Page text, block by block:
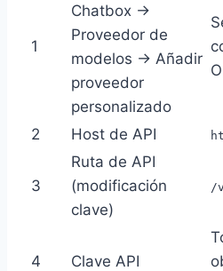
1
Chatbox →
Proveedor de
modelos → Añadir
proveedor
personalizado
2 Host de API
3
Ruta de API
(modificación
clave)
/
4 Clave API